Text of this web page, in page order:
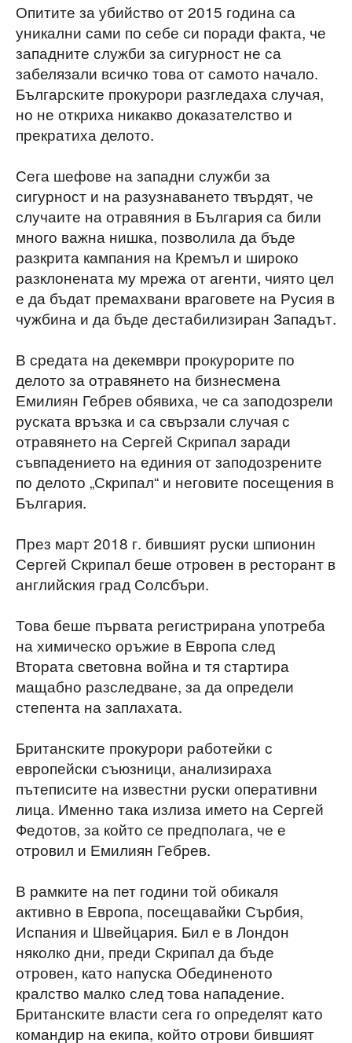
Опитите за убийство от 2015 година са
уникални сами по себе си поради факта, че
западните служби за сигурност не са
забелязали всичко това от самото начало.
Българските прокурори разгледаха случая,
но не откриха никакво доказателство и
прекратиха делото.
Сега шефове на западни служби за
сигурност и на разузнаването твърдят, че
случаите на отравяния в България са били
много важна нишка, позволила да бъде
разкрита кампания на Кремъл и широко
разклонената му мрежа от агенти, чиято цел
е да бъдат премахвани враговете на Русия в
чужбина и да бъде дестабилизиран Западът.
В средата на декември прокурорите по
делото за отравянето на бизнесмена
Емилиян Гебрев обявиха, че са заподозрели
руската връзка и са свързали случая с
отравянето на Сергей Скрипал заради
съвпадението на единия от заподозрените
по делото „Скрипал“ и неговите посещения в
България.
През март 2018 г. бившият руски шпионин
Сергей Скрипал беше отровен в ресторант в
английския град Солсбъри.
Това беше първата регистрирана употреба
на химическо оръжие в Европа след
Втората световна война и тя стартира
мащабно разследване, за да определи
степента на заплахата.
Британските прокурори работейки с
европейски съюзници, анализираха
пътеписите на известни руски оперативни
лица. Именно така излиза името на Сергей
Федотов, за който се предполага, че е
отровил и Емилиян Гебрев.
В рамките на пет години той обикаля
активно в Европа, посещавайки Сърбия,
Испания и Швейцария. Бил е в Лондон
няколко дни, преди Скрипал да бъде
отровен, като напуска Обединеното
кралство малко след това нападение.
Британските власти сега го определят като
командир на екипа, който отрови бившият